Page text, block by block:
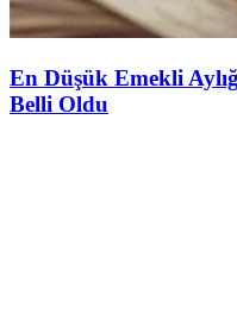
En Düşük Emekli
Belli Oldu